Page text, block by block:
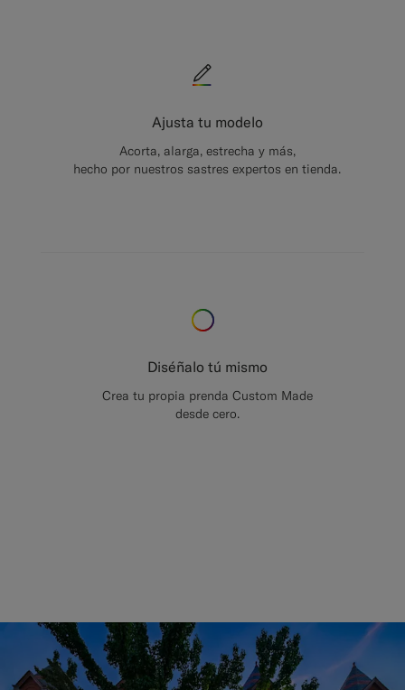
Ajusta tu modelo
Acorta, alarga, estrecha y más,
hecho por nuestros sastres expertos en tienda.
Diséñalo tú mismo
Crea tu propia prenda Custom Made
desde cero.